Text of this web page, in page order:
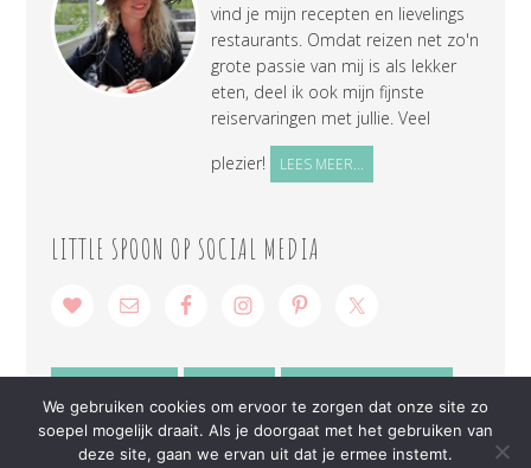
vind je mijn recepten en lievelings
restaurants. Omdat reizen net zo'n
grote passie van mij is als lekker
eten, deel ik ook mijn fijnste
reiservaringen met jullie. Veel
plezier!
LEES MEER...
LITTLE SPOON OP SOCIAL MEDIA
We gebruiken cookies om ervoor te zorgen dat onze site zo
soepel mogelijk draait. Als je doorgaat met het gebruiken van
deze site, gaan we ervan uit dat je ermee instemt.